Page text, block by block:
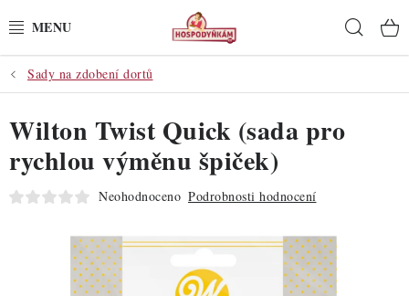
na
POTŘEBY
POMŮCKY
SUROVINY
PRO OSLAVY
Sady na zdobení dortů
Wilton Twist Quick (sada pro
rychlou výměnu špiček)
Neohodnoceno Podrobnosti hodnocení